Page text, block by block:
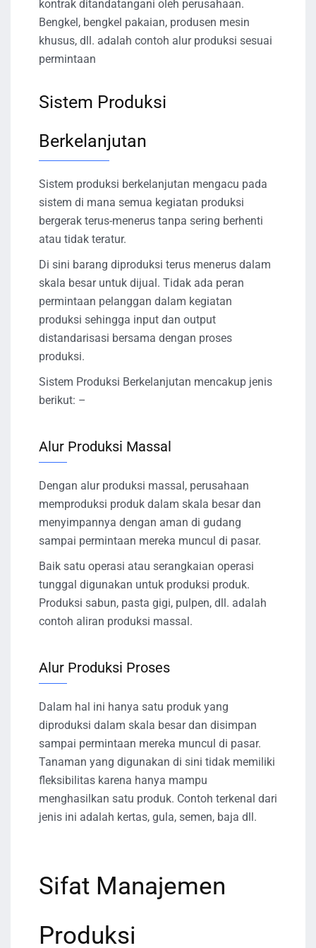
kontrak ditandatangani oleh perusahaan.
Bengkel, bengkel pakaian, produsen mesin
khusus, dll. adalah contoh alur produksi sesuai
permintaan
Sistem Produksi
Berkelanjutan
Sistem produksi berkelanjutan mengacu pada
sistem di mana semua kegiatan produksi
bergerak terus-menerus tanpa sering berhenti
atau tidak teratur.
Di sini barang diproduksi terus menerus dalam
skala besar untuk dijual. Tidak ada peran
permintaan pelanggan dalam kegiatan
produksi sehingga input dan output
distandarisasi bersama dengan proses
produksi.
Sistem Produksi Berkelanjutan mencakup jenis
berikut: –
Alur Produksi Massal
Dengan alur produksi massal, perusahaan
memproduksi produk dalam skala besar dan
menyimpannya dengan aman di gudang
sampai permintaan mereka muncul di pasar.
Baik satu operasi atau serangkaian operasi
tunggal digunakan untuk produksi produk.
Produksi sabun, pasta gigi, pulpen, dll. adalah
contoh aliran produksi massal.
Alur Produksi Proses
Dalam hal ini hanya satu produk yang
diproduksi dalam skala besar dan disimpan
sampai permintaan mereka muncul di pasar.
Tanaman yang digunakan di sini tidak memiliki
fleksibilitas karena hanya mampu
menghasilkan satu produk. Contoh terkenal dari
jenis ini adalah kertas, gula, semen, baja dll.
Sifat Manajemen
Produksi